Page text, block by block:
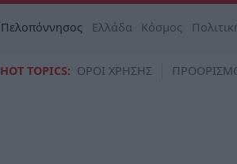
Πελοπόννησος Ελλάδα Κόσμος
HOT TOPICS: ΟΡΟΙ ΧΡΗΣΗΣ